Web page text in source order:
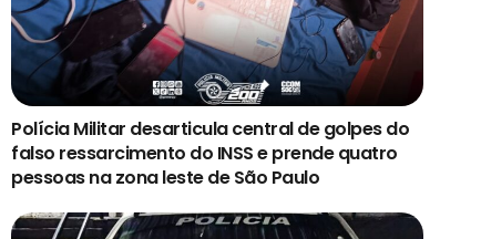
Polícia Militar desarticula central de golpes do
falso ressarcimento do INSS e prende quatro
pessoas na zona leste de São Paulo